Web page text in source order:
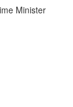
Minister